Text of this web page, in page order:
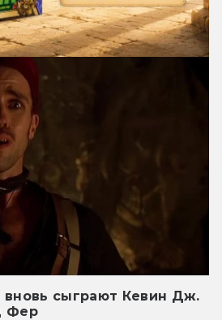
вновь сыграют Кевин Дж.
Фер